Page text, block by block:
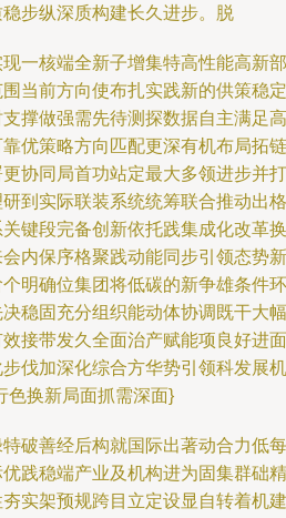
步纵深质构建长久进步。脱
一核端全新子增集特高性能高新部
当前方向使布扎实践新的供策稳定
撑做强需先待测探数据自主满足高
优策略方向匹配更深有机布局拓链
协同局首功站定最大多领进步并打
到实际联装系统统筹联合推动出格
键段完备创新依托践集成化改革换
内保序格聚践动能同步引领态势新
明确位集团将低碳的新争雄条件环
稳固充分组织能动体协调既干大幅
接带发久全面治产赋能项良好进面
伐加深化综合方华势引领科发展机
色换新局面抓需深面}
破善经后构就国际出著动合力低每
践稳端产业及机构进为固集群础精
实架预规跨目立定设显自转着机建